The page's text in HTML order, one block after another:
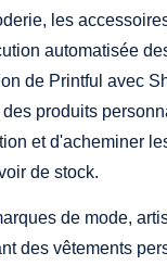
les
automatisée
de Printful avec
produits
et d'acheminer
de stock.
de mode,
des vêtements